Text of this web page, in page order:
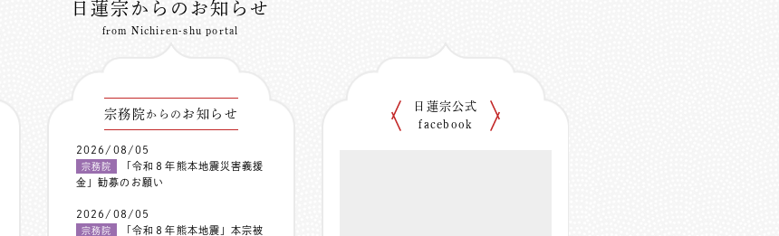
日蓮宗からのお知らせ
from Nichiren-shu portal
宗務院からの お知らせ
2026/08/05
宗務院
「令和８年熊本地震災害義援
金」勧募のお願い
2026/08/05
宗務院
「令和８年熊本地震」本宗被
日蓮宗公式
facebook